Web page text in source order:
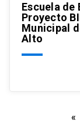
Escuela de
Proyecto
Municipal
Alto
«